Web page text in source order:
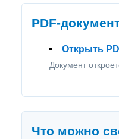
PDF-
Открыть
Документ
Что можно